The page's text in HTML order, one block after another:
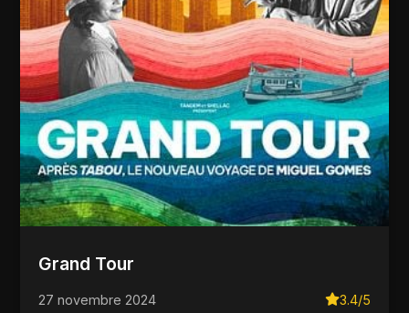
Grand Tour
27 novembre 2024 3.4/5